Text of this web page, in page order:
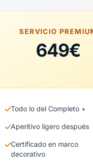
SERVICIO
649€
Todo lo del Completo +
Aperitivo ligero después
Certificado en marco
decorativo